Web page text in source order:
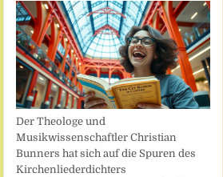
Der Theologe und
Musikwissenschaftler Christian
Bunners hat sich auf die Spuren des
Kirchenliederdichters